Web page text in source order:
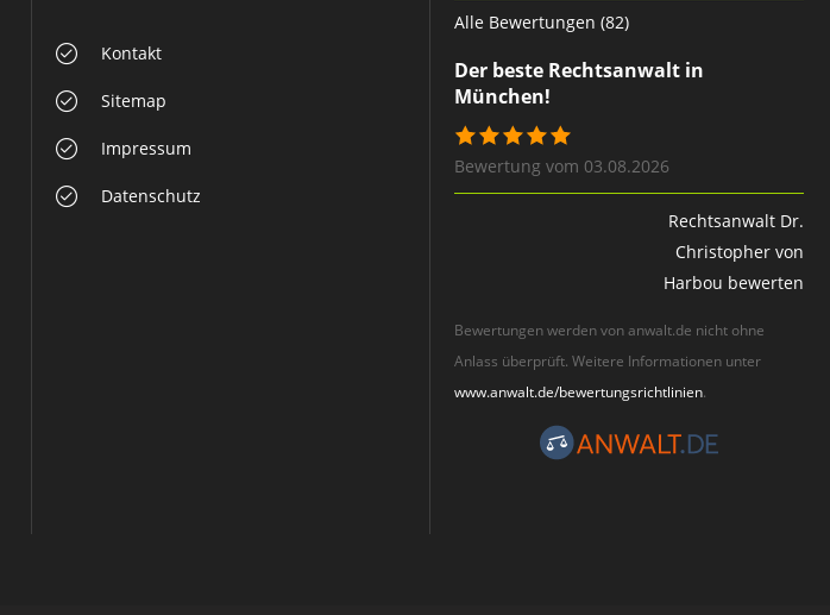
Kontakt
Sitemap
Impressum
Datenschutz
Alle Bewertungen (82)
Der beste Rechtsanwalt in
München!
Bewertung vom 03.08.2026
Rechtsanwalt Dr.
Christopher von
Harbou bewerten
Bewertungen werden von anwalt.de nicht ohne
Anlass überprüft. Weitere Informationen unter
www.anwalt.de/bewertungsrichtlinien.